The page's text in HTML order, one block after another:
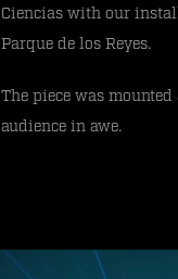
Ciencias with our
Parque de los Reyes.
The piece was
audience in awe.